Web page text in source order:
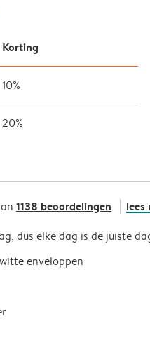
Korting
10%
20%
1138 beoordelingen lees
dus elke dag is de juiste
enveloppen